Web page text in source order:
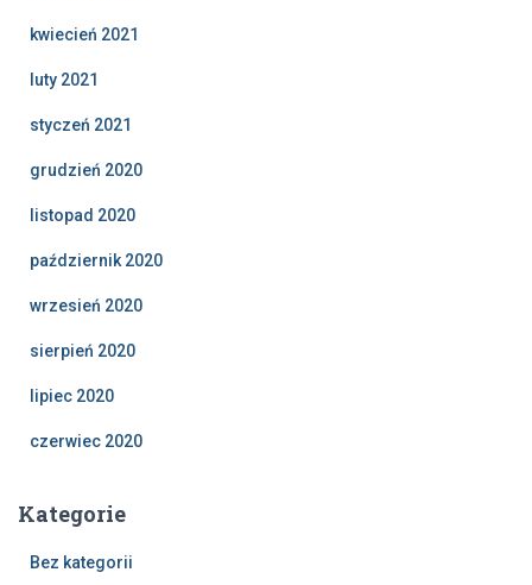
kwiecień 2021
luty 2021
styczeń 2021
grudzień 2020
listopad 2020
październik 2020
wrzesień 2020
sierpień 2020
lipiec 2020
czerwiec 2020
Kategorie
Bez kategorii